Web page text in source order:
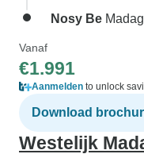
Nosy Be
Vanaf
€1.991
Aanmelden to unlock
Download
Westelijk